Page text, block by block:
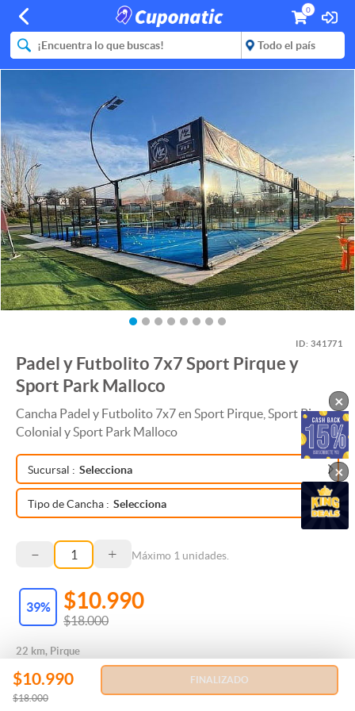
0
ID:341771
Padel y Futbolito 7x7 Sport Pirque y
Sport Park Malloco
Cancha Padel y Futbolito 7x7 en Sport Pirque, Sport Pirque
Colonial y Sport Park Malloco
Sucursal : Selecciona
Tipo de Cancha : Selecciona
– + Máximo 1 unidades.
39% $10.990
$18.000
22 km, Pirque
$10.990
$18.000
FINALIZADO
×
×